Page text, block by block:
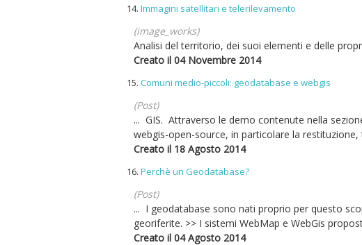
14. Immagini satellitari e telerilevamento
(image_works)
Analisi del territorio, dei suoi elementi e delle
Creato il 04 Novembre 2014
15. Comuni medio-piccoli: geodatabase e webgis
(Post)
... GIS. Attraverso le demo contenute nella
webgis-open-source, in particolare la restituzione,
Creato il 18 Agosto 2014
16. Perchè un Geodatabase?
(Post)
... I geodatabase sono nati proprio per questo
georiferite. >> I sistemi WebMap e WebGis
Creato il 04 Agosto 2014